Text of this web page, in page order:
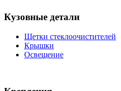
Кузовные детали
Щетки стеклоочистителей
Крышки
Освещение